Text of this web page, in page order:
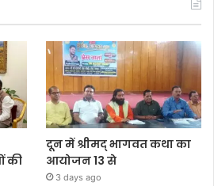
की
दून में श्रीमद् भागवत कथा का
आयोजन 13 से
3 days ago